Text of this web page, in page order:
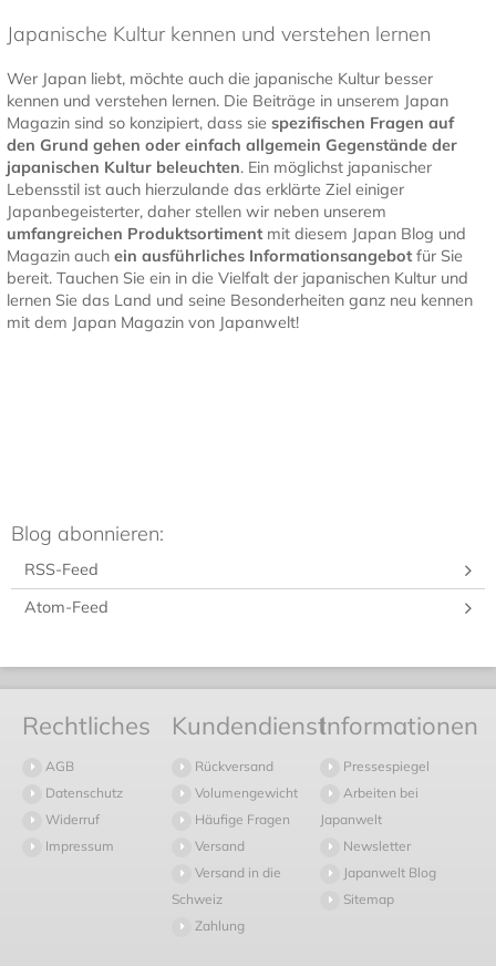
Japanische Kultur kennen und verstehen lernen
Wer Japan liebt, möchte auch die japanische Kultur besser
kennen und verstehen lernen. Die Beiträge in unserem Japan
Magazin sind so konzipiert, dass sie spezifischen Fragen auf
den Grund gehen oder einfach allgemein Gegenstände der
japanischen Kulturbeleuchten. Ein möglichst japanischer
Lebensstil ist auch hierzulande das erklärte Ziel einiger
Japanbegeisterter, daher stellen wir neben unserem
umfangreichen Produktsortimentmit diesem Japan Blog und
Magazin auch ein ausführliches Informationsangebotfür Sie
bereit. Tauchen Sie ein in die Vielfalt der japanischen Kultur und
lernen Sie das Land und seine Besonderheiten ganz neu kennen
mit dem Japan Magazin von Japanwelt!
Blog abonnieren:
RSS-Feed
Atom-Feed
Rechtliches
AGB
Datenschutz
Widerruf
Impressum
Kundendienst
Rückversand
Volumengewicht
Häufige Fragen
Versand
Versand in die
Schweiz
Zahlung
Informationen
Pressespiegel
Arbeiten bei
Japanwelt
Newsletter
Japanwelt Blog
Sitemap